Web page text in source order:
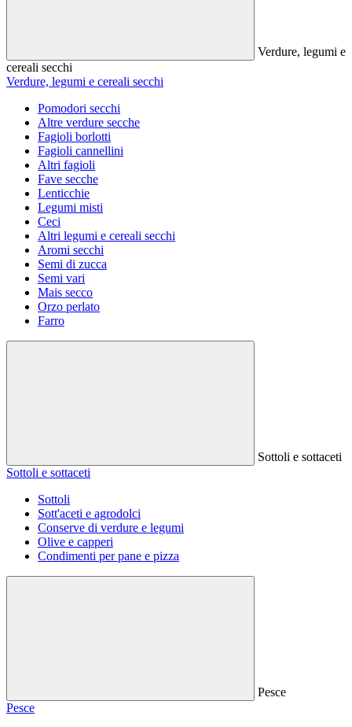
Verdure, legumi e
cereali secchi
Verdure, legumi e cereali secchi
Pomodori secchi
Altre verdure secche
Fagioli borlotti
Fagioli cannellini
Altri fagioli
Fave secche
Lenticchie
Legumi misti
Ceci
Altri legumi e cereali secchi
Aromi secchi
Semi di zucca
Semi vari
Mais secco
Orzo perlato
Farro
Sottoli e sottaceti
Sottoli e sottaceti
Sottoli
Sott'aceti e agrodolci
Conserve di verdure e legumi
Olive e capperi
Condimenti per pane e pizza
Pesce
Pesce